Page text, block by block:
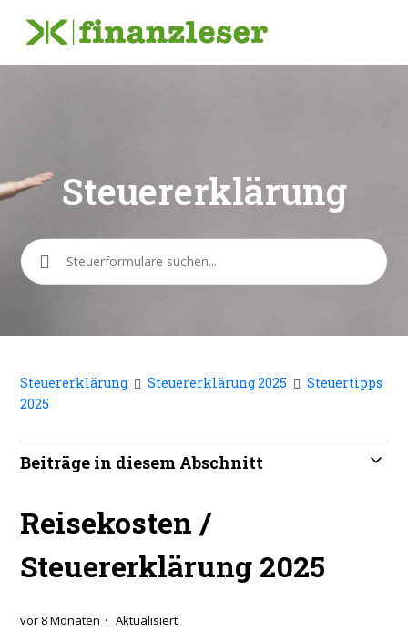
Steuererklärung
Suche
Steuererklärung Steuererklärung 2025
Steuertipps
2025
Beiträge in diesem Abschnitt
Reisekosten /
Steuererklärung 2025
vor 8 Monaten Aktualisiert